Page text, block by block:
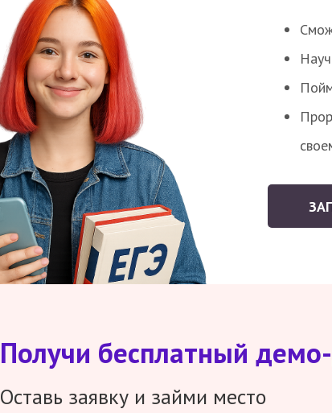
Получи бесплатный
Оставь заявку и займи место